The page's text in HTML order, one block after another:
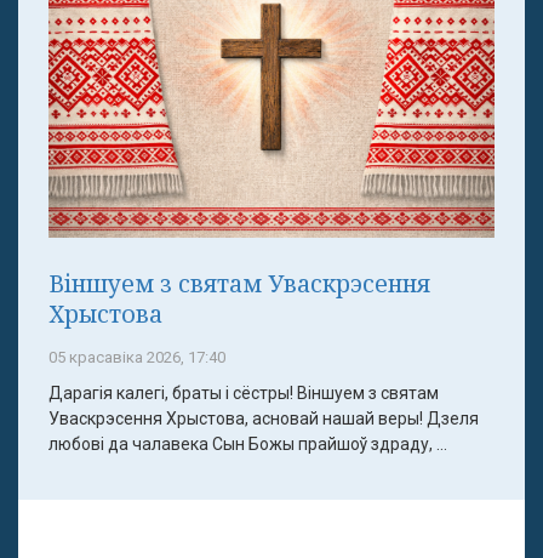
Віншуем з святам Уваскрэсення
Хрыстова
05 красавіка 2026, 17:40
Дарагія калегі, браты і сёстры! Віншуем з святам
Уваскрэсення Хрыстова, асновай нашай веры! Дзеля
любові да чалавека Сын Божы прайшоў здраду, ...